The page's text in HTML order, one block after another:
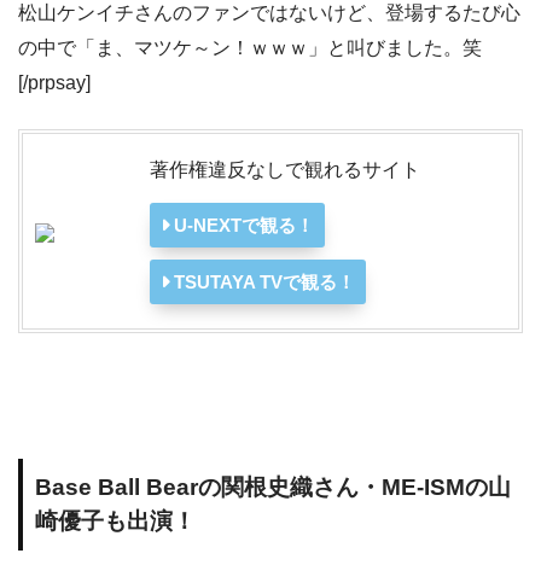
松山ケンイチさんのファンではないけど、登場するたび心
の中で「ま、マツケ～ン！ｗｗｗ」と叫びました。笑
[/prpsay]
著作権違反なしで観れるサイト
U-NEXTで観る！
TSUTAYA TVで観る！
Base Ball Bearの関根史織さん・ME-ISMの山
崎優子も出演！